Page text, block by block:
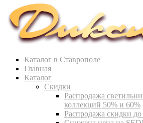
Каталог в Ставрополе
Главная
Каталог
Скидки
Распродажа
коллекций 50% и 60%
Распродажа скидки